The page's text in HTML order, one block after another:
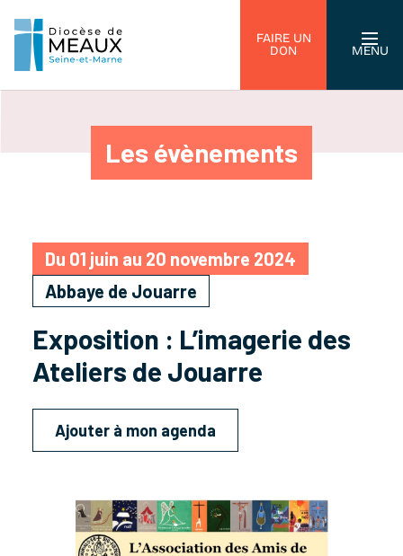
FAIRE UN
DON
MENU
Les évènements
Du 01 juin au 20 novembre 2024
Abbaye de Jouarre
Exposition : L’imagerie des
Ateliers de Jouarre
Ajouter à mon agenda